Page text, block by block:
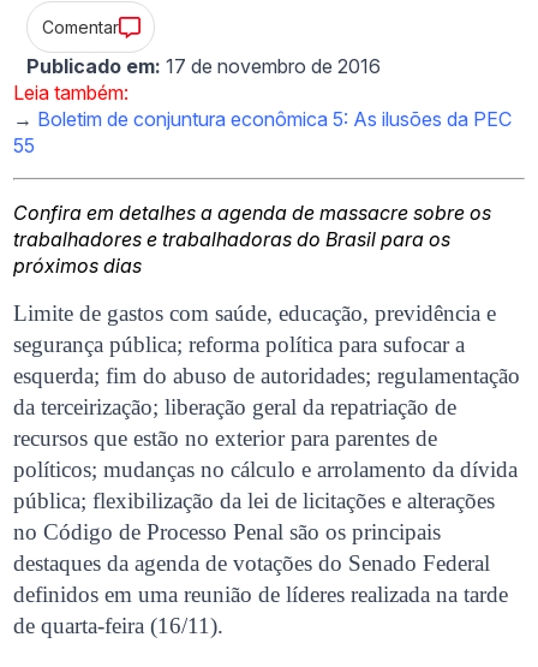
Comentar
Publicado em: 17 de novembro de 2016
Leia também:
→ Boletim de conjuntura econômica 5: As ilusões da PEC
55
Confira em detalhes a agenda de massacre sobre os
trabalhadores e trabalhadoras do Brasil para os
próximos dias
Limite de gastos com saúde, educação, previdência e
segurança pública; reforma política para sufocar a
esquerda; fim do abuso de autoridades; regulamentação
da terceirização; liberação geral da repatriação de
recursos que estão no exterior para parentes de
políticos; mudanças no cálculo e arrolamento da dívida
pública; flexibilização da lei de licitações e alterações
no Código de Processo Penal são os principais
destaques da agenda de votações do Senado Federal
definidos em uma reunião de líderes realizada na tarde
de quarta-feira (16/11).